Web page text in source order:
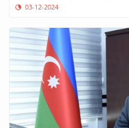
03-12-2024